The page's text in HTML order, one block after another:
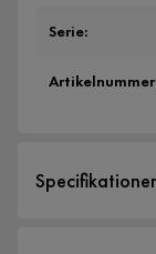
Serie:
Artikelnummer
Specifikationer